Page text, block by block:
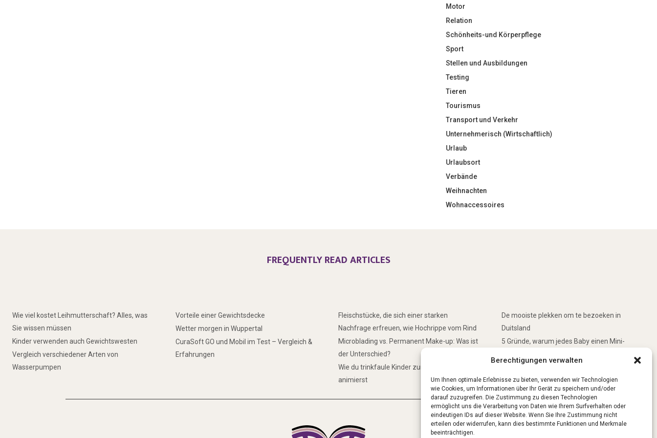
Berechtigungen verwalten
Um Ihnen optimale Erlebnisse zu bieten, verwenden wir Technologien
wie Cookies, um Informationen über Ihr Gerät zu speichern und/oder
darauf zuzugreifen. Die Zustimmung zu diesen Technologien
ermöglicht uns die Verarbeitung von Daten wie Ihrem Surfverhalten oder
eindeutigen IDs auf dieser Website. Wenn Sie Ihre Zustimmung nicht
erteilen oder widerrufen, kann dies bestimmte Funktionen und Merkmale
beeinträchtigen.
Motor
Relation
Schönheits-und Körperpflege
Sport
Stellen und Ausbildungen
Testing
Tieren
Tourismus
Transport und Verkehr
Unternehmerisch (Wirtschaftlich)
Urlaub
Urlaubsort
Verbände
Weihnachten
Wohnaccessoires
FREQUENTLY READ ARTICLES
Wie viel kostet Leihmutterschaft? Alles, was
Sie wissen müssen
Kinder verwenden auch Gewichtswesten
Vergleich verschiedener Arten von
Wasserpumpen
Vorteile einer Gewichtsdecke
Wetter morgen in Wuppertal
CuraSoft GO und Mobil im Test – Vergleich &
Erfahrungen
Fleischstücke, die sich einer starken
Nachfrage erfreuen, wie Hochrippe vom Rind
Microblading vs. Permanent Make-up: Was ist
der Unterschied?
Wie du trinkfaule Kinder zum Trinken
animierst
De mooiste plekken om te bezoeken in
Duitsland
5 Gründe, warum jedes Baby einen Mini-